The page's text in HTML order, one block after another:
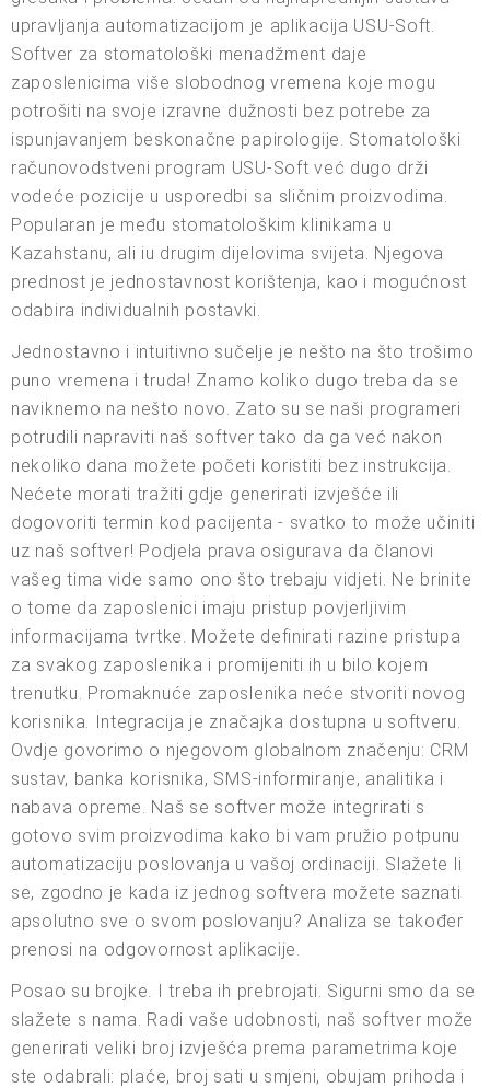
upravljanja automatizacijom je aplikacija USU-Soft.
Softver za stomatološki menadžment daje
zaposlenicima više slobodnog vremena koje mogu
potrošiti na svoje izravne dužnosti bez potrebe za
ispunjavanjem beskonačne papirologije. Stomatološki
računovodstveni program USU-Soft već dugo drži
vodeće pozicije u usporedbi sa sličnim proizvodima.
Popularan je među stomatološkim klinikama u
Kazahstanu, ali iu drugim dijelovima svijeta. Njegova
prednost je jednostavnost korištenja, kao i mogućnost
odabira individualnih postavki.
Jednostavno i intuitivno sučelje je nešto na što trošimo
puno vremena i truda! Znamo koliko dugo treba da se
naviknemo na nešto novo. Zato su se naši programeri
potrudili napraviti naš softver tako da ga već nakon
nekoliko dana možete početi koristiti bez instrukcija.
Nećete morati tražiti gdje generirati izvješće ili
dogovoriti termin kod pacijenta - svatko to može učiniti
uz naš softver! Podjela prava osigurava da članovi
vašeg tima vide samo ono što trebaju vidjeti. Ne brinite
o tome da zaposlenici imaju pristup povjerljivim
informacijama tvrtke. Možete definirati razine pristupa
za svakog zaposlenika i promijeniti ih u bilo kojem
trenutku. Promaknuće zaposlenika neće stvoriti novog
korisnika. Integracija je značajka dostupna u softveru.
Ovdje govorimo o njegovom globalnom značenju: CRM
sustav, banka korisnika, SMS-informiranje, analitika i
nabava opreme. Naš se softver može integrirati s
gotovo svim proizvodima kako bi vam pružio potpunu
automatizaciju poslovanja u vašoj ordinaciji. Slažete li
se, zgodno je kada iz jednog softvera možete saznati
apsolutno sve o svom poslovanju? Analiza se također
prenosi na odgovornost aplikacije.
Posao su brojke. I treba ih prebrojati. Sigurni smo da se
slažete s nama. Radi vaše udobnosti, naš softver može
generirati veliki broj izvješća prema parametrima koje
ste odabrali: plaće, broj sati u smjeni, obujam prihoda i